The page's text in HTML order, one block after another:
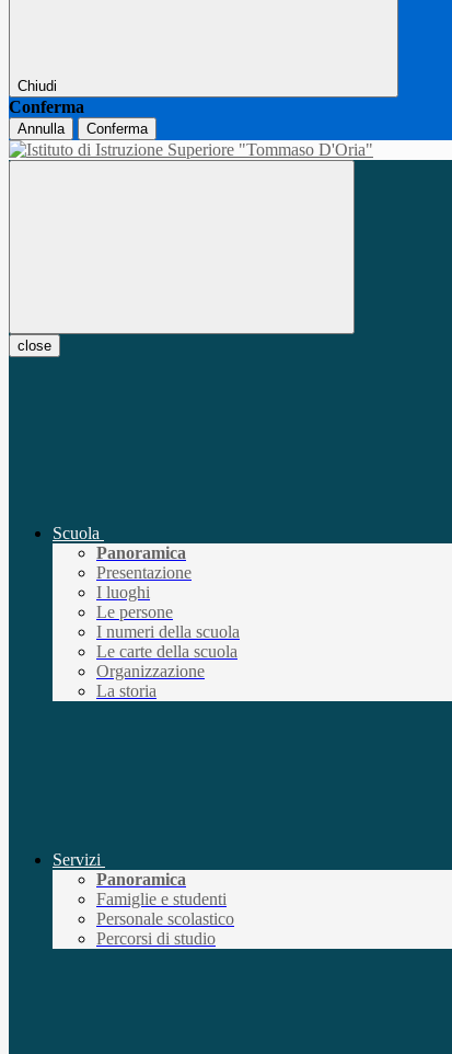
Chiudi
Conferma
Annulla Conferma
close
Scuola
Panoramica
Presentazione
I luoghi
Le persone
I numeri della scuola
Le carte della scuola
Organizzazione
La storia
Servizi
Panoramica
Famiglie e studenti
Personale scolastico
Percorsi di studio